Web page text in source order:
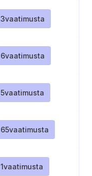
3vaatimusta
6vaatimusta
5vaatimusta
65vaatimusta
1vaatimusta